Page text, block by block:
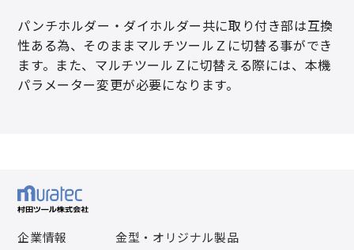
パンチホルダー・ダイホルダー共に取り付き部は互換
性ある為、そのままマルチツールＺに切替る事ができ
ます。また、マルチツールＺに切替える際には、本機
パラメーター変更が必要になります。
企業情報 金型・オリジナル製品